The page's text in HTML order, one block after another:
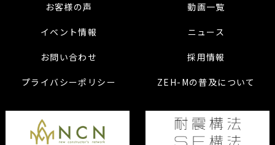
お客様の声 動画一覧
イベント情報 ニュース
お問い合わせ 採用情報
プライバシーポリシー ZEH-Mの普及について